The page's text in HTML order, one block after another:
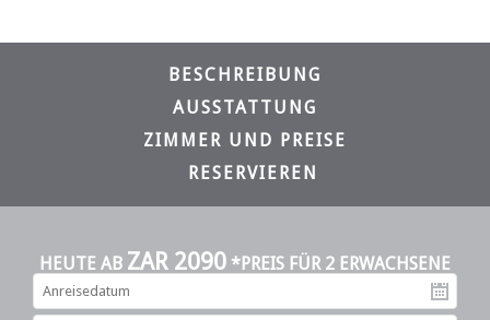
BESCHREIBUNG
AUSSTATTUNG
ZIMMER UND PREISE
RESERVIEREN
HEUTE AB ZAR 2090 *PREIS FÜR 2 ERWACHSENE